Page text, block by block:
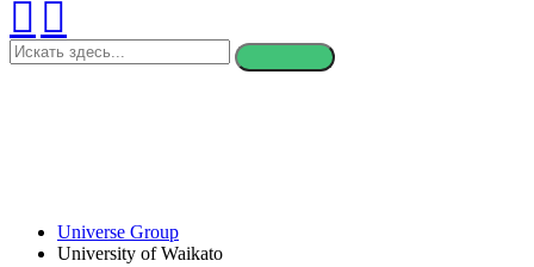
искать
здесь
Universe Group
University of Waikato